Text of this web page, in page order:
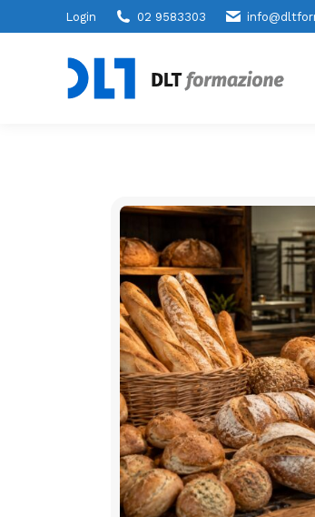
Login 02 9583303